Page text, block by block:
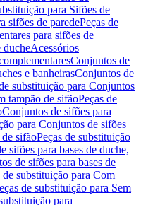
para Sifões de
sifões de paredePeças de
para sifões de
ducheAcessórios
Conjuntos de
e banheirasConjuntos de
substituição para Conjuntos
tampão de sifãoPeças de
Conjuntos de sifões para
para Conjuntos de sifões
sifãoPeças de substituição
sifões para bases de duche,
de sifões para bases de
de substituição para Com
de substituição para Sem
para